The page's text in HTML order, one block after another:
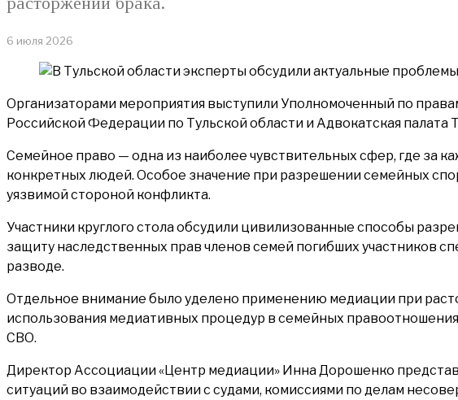
6 июля 2026
Организаторами мероприятия выступили Уполномоченный по
Российской Федерации по Тульской области и Адвокатская палата
Семейное право — одна из наиболее чувствительных сфер, где за
конкретных людей. Особое значение при разрешении семейных
уязвимой стороной конфликта.
Участники круглого стола обсудили цивилизованные способы
защиту наследственных прав членов семей погибших участников
разводе.
Отдельное внимание было уделено применению медиации при
использования медиативных процедур в семейных
СВО.
Директор Ассоциации «Центр медиации» Инна Дорошенко
ситуаций во взаимодействии с судами, комиссиями по делам